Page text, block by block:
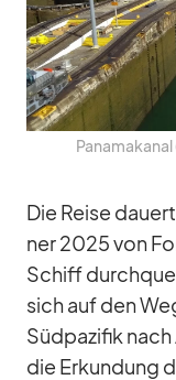
Die Reise
ner 2025 von
Schiff
sich auf den
Süd­pa­zi­fik
die Er­kun­dung